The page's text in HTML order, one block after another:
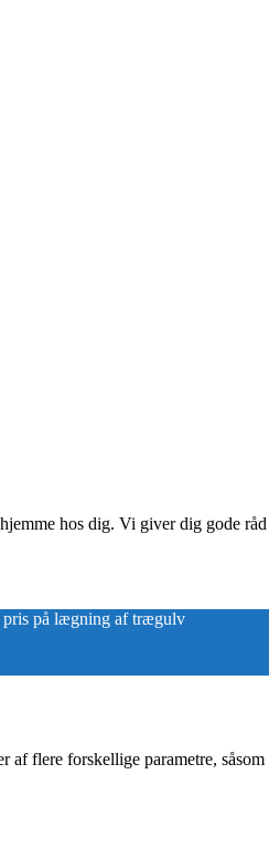
hos dig. Vi giver dig gode
pris på lægning af trægulv
flere forskellige parametre,